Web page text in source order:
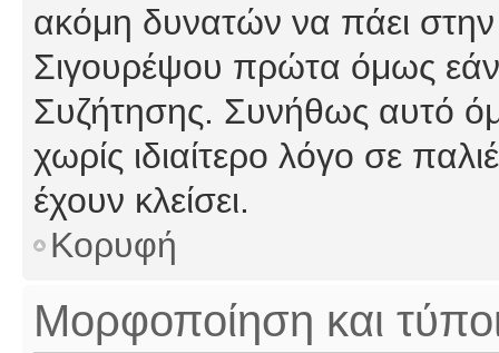
ακόμη δυνατών να πάει
Σιγουρέψου πρώτα όμως εάν
Συζήτησης. Συνήθως αυτό
χωρίς ιδιαίτερο λόγο σε
έχουν κλείσει.
Κορυφή
Μορφοποίηση και